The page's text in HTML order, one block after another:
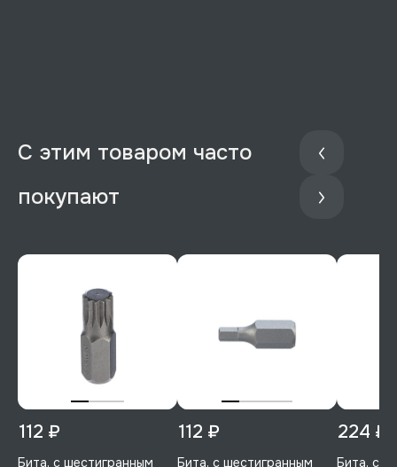
С этим товаром часто
покупают
112 ₽
Бита, с шестигранным
112 ₽
Бита, с шестигранным
224 ₽
Бита, с